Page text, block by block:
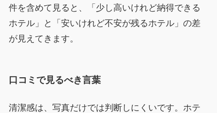
件を含めて見ると、「少し高いけれど納得できる
ホテル」と「安いけれど不安が残るホテル」の差
が見えてきます。
口コミで見るべき言葉
清潔感は、写真だけでは判断しにくいです。ホテ